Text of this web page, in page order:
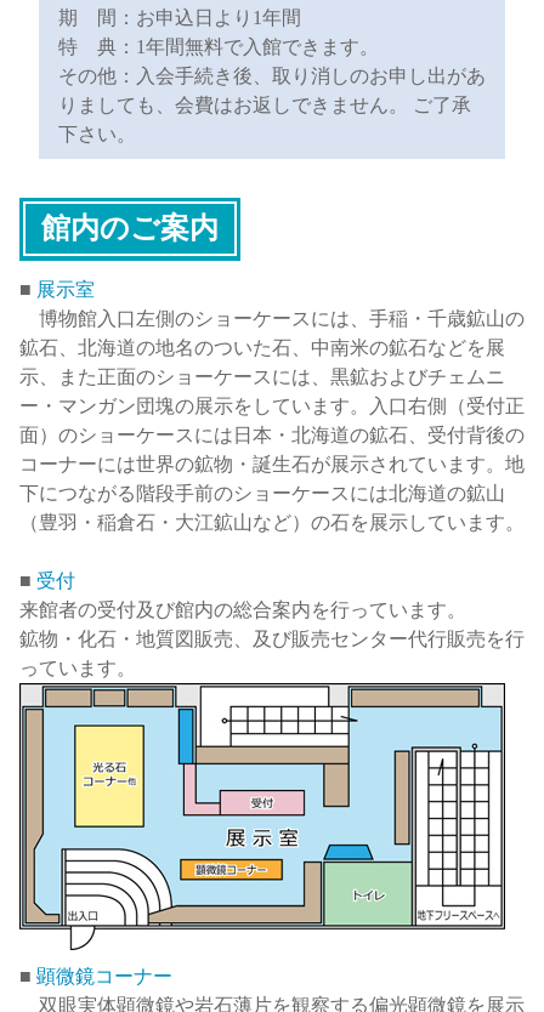
期 間：お申込日より1年間
特 典：1年間無料で入館できます。
その他：入会手続き後、取り消しのお申し出があ
りましても、会費はお返しできません。 ご了承
下さい。
館内のご案内
■ 展示室
博物館入口左側のショーケースには、手稲・千歳鉱山の
鉱石、北海道の地名のついた石、中南米の鉱石などを展
示、また正面のショーケースには、黒鉱およびチェムニ
ー・マンガン団塊の展示をしています。入口右側（受付正
面）のショーケースには日本・北海道の鉱石、受付背後の
コーナーには世界の鉱物・誕生石が展示されています。地
下につながる階段手前のショーケースには北海道の鉱山
（豊羽・稲倉石・大江鉱山など）の石を展示しています。
■ 受付
来館者の受付及び館内の総合案内を行っています。
鉱物・化石・地質図販売、及び販売センター代行販売を行
っています。
■ 顕微鏡コーナー
双眼実体顕微鏡や岩石薄片を観察する偏光顕微鏡を展示